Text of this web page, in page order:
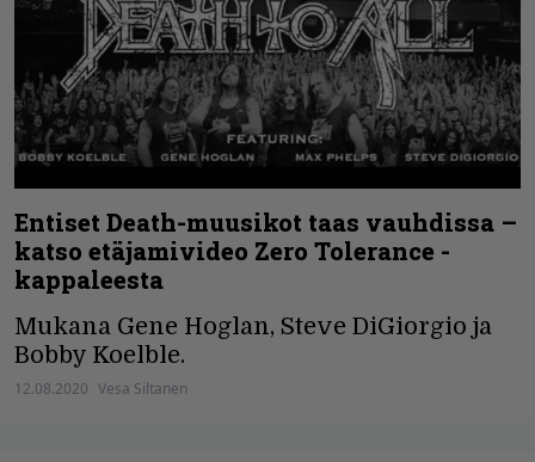
Entiset Death-muusikot taas vauhdissa –
katso etäjamivideo Zero Tolerance -
kappaleesta
Mukana Gene Hoglan, Steve DiGiorgio ja
Bobby Koelble.
12.08.2020 Vesa Siltanen